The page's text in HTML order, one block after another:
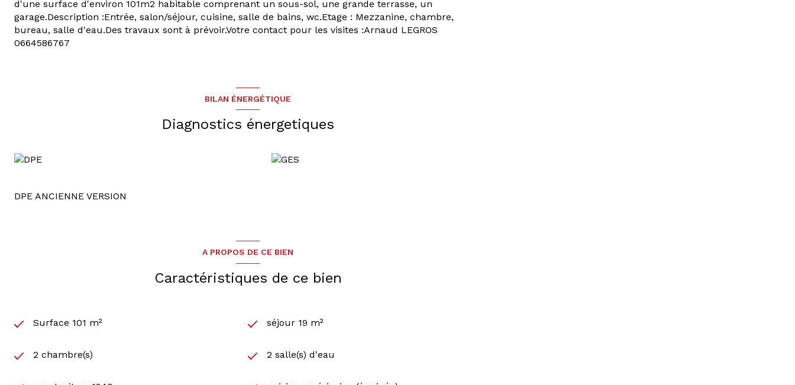
d'une surface d'environ 101m2 habitable comprenant un sous-sol, une grande terrasse, un
garage.Description :Entrée, salon/séjour, cuisine, salle de bains, wc.Etage : Mezzanine, chambre,
bureau, salle d'eau.Des travaux sont à prévoir.Votre contact pour les visites :Arnaud LEGROS
0664586767
BILAN ÉNERGÉTIQUE
Diagnostics énergetiques
DPE ANCIENNE VERSION
A PROPOS DE CE BIEN
Caractéristiques de ce bien
Surface 101 m² séjour 19 m²
2 chambre(s) 2 salle(s) d'eau